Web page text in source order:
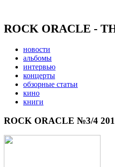
ROCK ORACLE -
новости
альбомы
интервью
концерты
обзорные статьи
кино
книги
ROCK ORACLE №3/4